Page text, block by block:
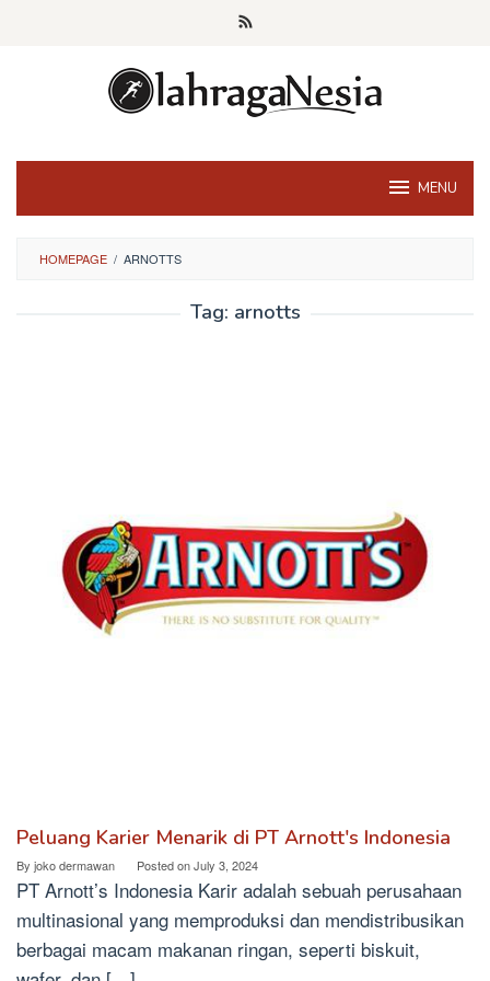
MENU
HOMEPAGE / ARNOTTS
Tag: arnotts
Peluang Karier Menarik di PT Arnott's Indonesia
By joko dermawan Posted onJuly 3, 2024
PT Arnott’s Indonesia Karir adalah sebuah perusahaan
multinasional yang memproduksi dan mendistribusikan
berbagai macam makanan ringan, seperti biskuit,